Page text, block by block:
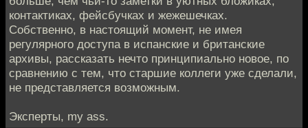
контактиках, фейсбучках и жежешечках.
Собственно, в настоящий момент, не имея
регулярного доступа в испанские и британские
архивы, рассказать нечто принципиально новое, по
сравнению с тем, что старшие коллеги уже сделали,
не представляется возможным.
Эксперты, my ass.